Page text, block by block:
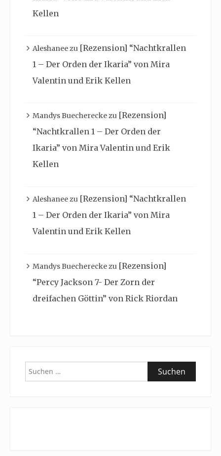
Kellen
Aleshaneezu [Rezension] “Nachtkrallen
1 – Der Orden der Ikaria” von Mira
Valentin und Erik Kellen
Mandys Buechereckezu [Rezension]
“Nachtkrallen 1 – Der Orden der
Ikaria” von Mira Valentin und Erik
Kellen
Aleshaneezu [Rezension] “Nachtkrallen
1 – Der Orden der Ikaria” von Mira
Valentin und Erik Kellen
Mandys Buechereckezu [Rezension]
“Percy Jackson 7- Der Zorn der
dreifachen Göttin” von Rick Riordan
Suchen
nach: